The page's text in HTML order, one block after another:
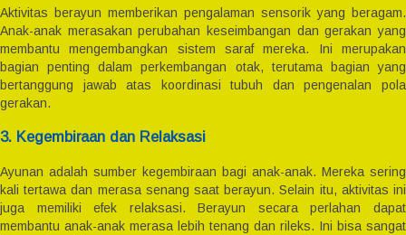
Aktivitas berayun memberikan pengalaman sensorik yang beragam.
Anak-anak merasakan perubahan keseimbangan dan gerakan yang
membantu mengembangkan sistem saraf mereka. Ini merupakan
bagian penting dalam perkembangan otak, terutama bagian yang
bertanggung jawab atas koordinasi tubuh dan pengenalan pola
gerakan.
3. Kegembiraan dan Relaksasi
Ayunan adalah sumber kegembiraan bagi anak-anak. Mereka sering
kali tertawa dan merasa senang saat berayun. Selain itu, aktivitas ini
juga memiliki efek relaksasi. Berayun secara perlahan dapat
membantu anak-anak merasa lebih tenang dan rileks. Ini bisa sangat